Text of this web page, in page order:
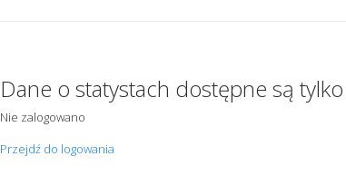
Dane o statystach dostępne są
Nie zalogowano
Przejdź do logowania